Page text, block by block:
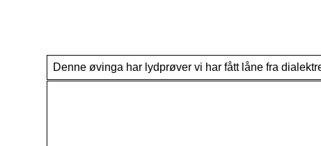
Denne øvinga har lydprøver vi har fått låne fra